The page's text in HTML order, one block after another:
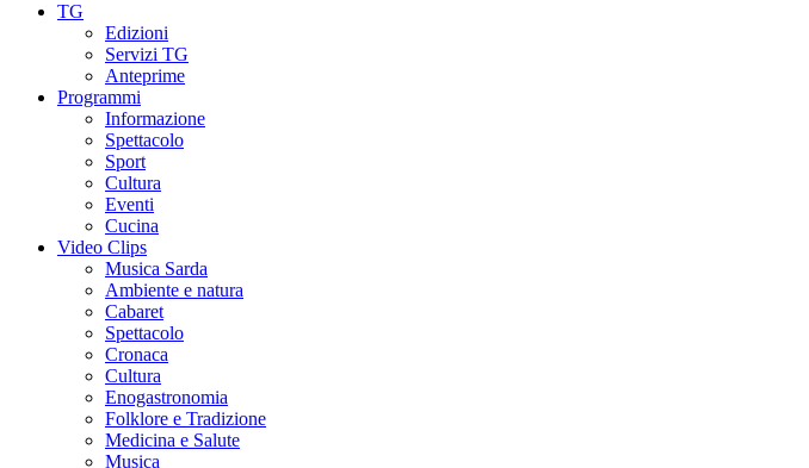
TG
Edizioni
Servizi TG
Anteprime
Programmi
Informazione
Spettacolo
Sport
Cultura
Eventi
Cucina
Video Clips
Musica Sarda
Ambiente e natura
Cabaret
Spettacolo
Cronaca
Cultura
Enogastronomia
Folklore e Tradizione
Medicina e Salute
Musica